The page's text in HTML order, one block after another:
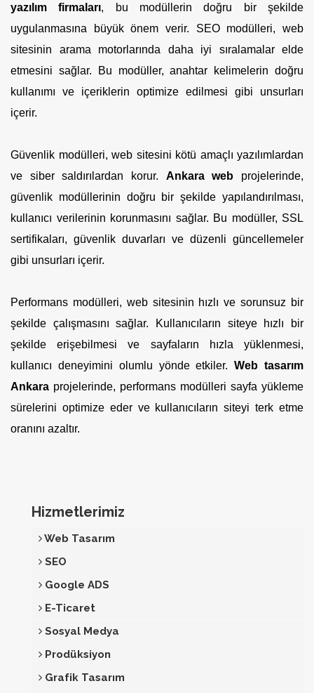
yazılım firmaları, bu modüllerin doğru bir şekilde
uygulanmasına büyük önem verir. SEO modülleri, web
sitesinin arama motorlarında daha iyi sıralamalar elde
etmesini sağlar. Bu modüller, anahtar kelimelerin doğru
kullanımı ve içeriklerin optimize edilmesi gibi unsurları
içerir.
Güvenlik modülleri, web sitesini kötü amaçlı yazılımlardan
ve siber saldırılardan korur. Ankara web projelerinde,
güvenlik modüllerinin doğru bir şekilde yapılandırılması,
kullanıcı verilerinin korunmasını sağlar. Bu modüller, SSL
sertifikaları, güvenlik duvarları ve düzenli güncellemeler
gibi unsurları içerir.
Performans modülleri, web sitesinin hızlı ve sorunsuz bir
şekilde çalışmasını sağlar. Kullanıcıların siteye hızlı bir
şekilde erişebilmesi ve sayfaların hızla yüklenmesi,
kullanıcı deneyimini olumlu yönde etkiler.Web tasarım
Ankara projelerinde, performans modülleri sayfa yükleme
sürelerini optimize eder ve kullanıcıların siteyi terk etme
oranını azaltır.
Hizmetlerimiz
Web Tasarım
SEO
Google ADS
E-Ticaret
Sosyal Medya
Prodüksiyon
Grafik Tasarım